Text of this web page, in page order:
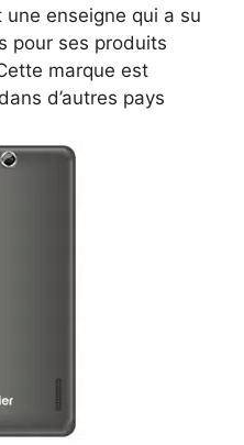
une enseigne qui a su
pour ses produits
marque est
d’autres pays